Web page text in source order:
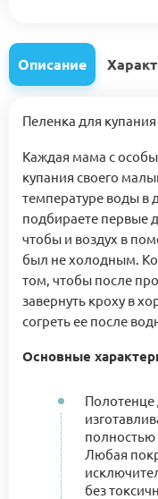
Описание
Пеленка для купания
Каждая мама с
купания своего
температуре воды в
подбираете первые
чтобы и воздух в
был не холодным.
том, чтобы после
завернуть кроху в
согреть ее после
Основные
полностью
Любая
без